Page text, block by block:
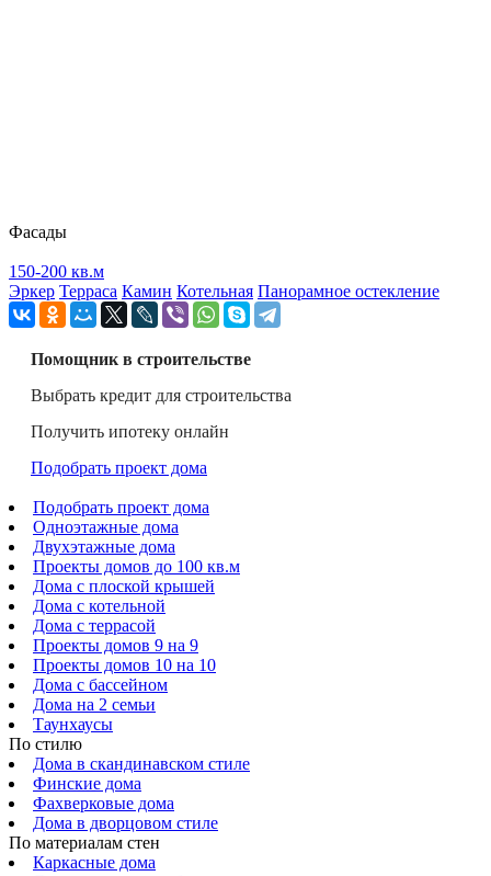
Фасады
150-200 кв.м
Эркер Терраса Камин Котельная Панорамное остекление
Помощник в строительстве
Выбрать кредит для строительства
Получить ипотеку онлайн
Подобрать проект дома
Подобрать проект дома
Одноэтажные дома
Двухэтажные дома
Проекты домов до 100 кв.м
Дома с плоской крышей
Дома с котельной
Дома с террасой
Проекты домов 9 на 9
Проекты домов 10 на 10
Дома с бассейном
Дома на 2 семьи
Таунхаусы
По стилю
Дома в скандинавском стиле
Финские дома
Фахверковые дома
Дома в дворцовом стиле
По материалам стен
Каркасные дома